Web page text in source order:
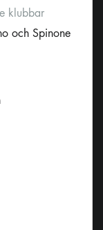
klubbar
och Spinone